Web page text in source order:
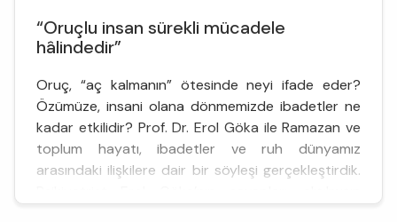
“Oruçlu insan sürekli mücadele
hâlindedir”
Oruç, “aç kalmanın” ötesinde neyi ifade eder?
Özümüze, insani olana dönmemizde ibadetler ne
kadar etkilidir? Prof. Dr. Erol Göka ile Ramazan ve
toplum hayatı, ibadetler ve ruh dünyamız
arasındaki ilişkilere dair bir söyleşi gerçekleştirdik.